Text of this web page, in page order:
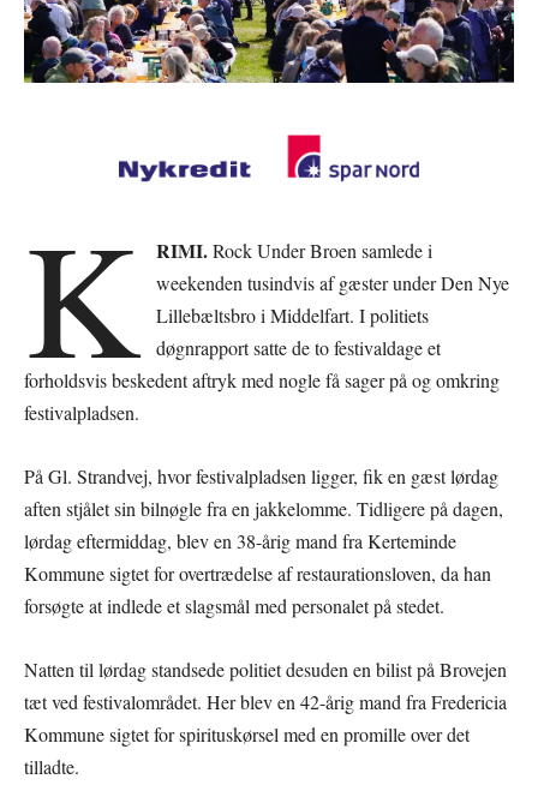
K RIMI.Rock Under Broen samlede i
weekenden tusindvis af gæster under Den Nye
Lillebæltsbro i Middelfart. I politiets
døgnrapport satte de to festivaldage et
forholdsvis beskedent aftryk med nogle få sager på og omkring
festivalpladsen.
På Gl. Strandvej, hvor festivalpladsen ligger, fik en gæst lørdag
aften stjålet sin bilnøgle fra en jakkelomme. Tidligere på dagen,
lørdag eftermiddag, blev en 38-årig mand fra Kerteminde
Kommune sigtet for overtrædelse af restaurationsloven, da han
forsøgte at indlede et slagsmål med personalet på stedet.
Natten til lørdag standsede politiet desuden en bilist på Brovejen
tæt ved festivalområdet. Her blev en 42-årig mand fra Fredericia
Kommune sigtet for spirituskørsel med en promille over det
tilladte.